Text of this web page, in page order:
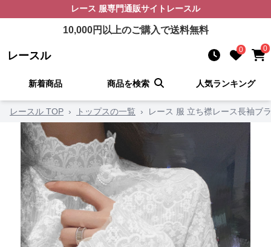
レース 服専門通販サイト レースル
10,000円以上のご購入で送料無料
レースル 0 0
新着商品 商品を検索 人気ランキング
レースル TOP › トップスの一覧 › レース 服 立ち襟レース長袖ブ